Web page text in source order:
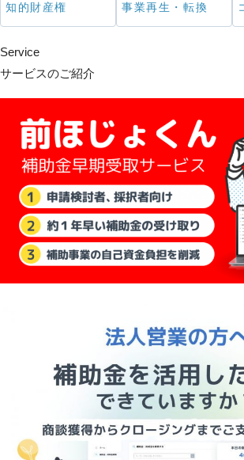
知的財産権 事業再生・転換
Service
サービスのご紹介